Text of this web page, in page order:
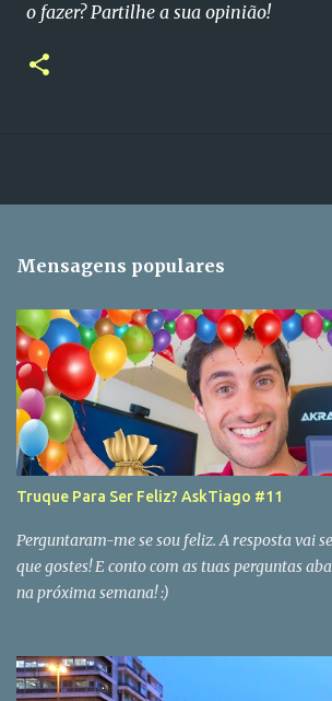
o fazer? Partilhe a sua opinião!
Mensagens populares
Truque Para Ser Feliz? AskTiago #11
Perguntaram-me se sou feliz. A resposta vai
que gostes! E conto com as tuas perguntas
na próxima semana! :)